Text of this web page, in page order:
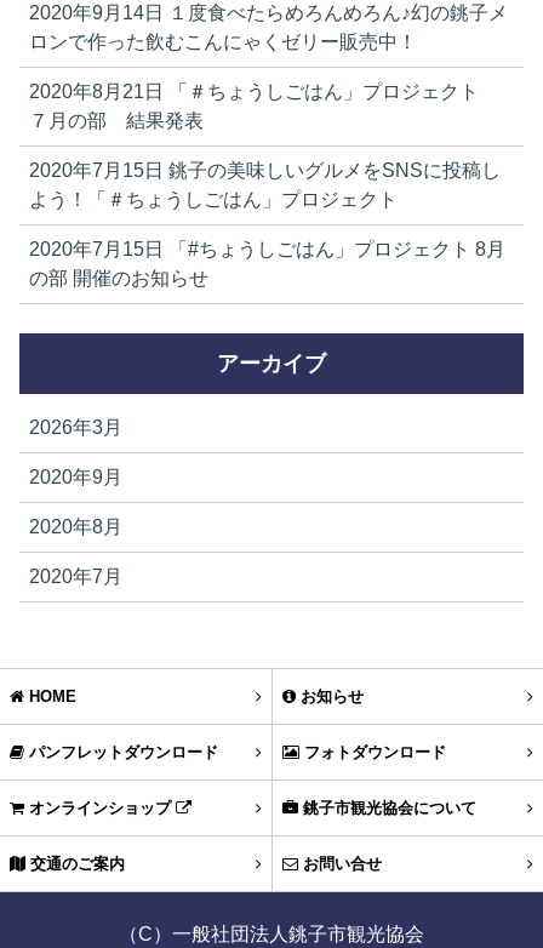
2020年9月14日
１度食べたらめろんめろん♪幻の銚子メ
ロンで作った飲むこんにゃくゼリー販売中！
2020年8月21日
「＃ちょうしごはん」プロジェクト
７月の部 結果発表
2020年7月15日 銚子の美味しいグルメをSNSに投稿し
よう！「＃ちょうしごはん」プロジェクト
2020年7月15日
「#ちょうしごはん」プロジェクト 8月
の部 開催のお知らせ
アーカイブ
2026年3月
2020年9月
2020年8月
2020年7月
HOME お知らせ
パンフレットダウンロード フォトダウンロード
オンラインショップ 銚子市観光協会について
交通のご案内 お問い合せ
（C）一般社団法人銚子市観光協会